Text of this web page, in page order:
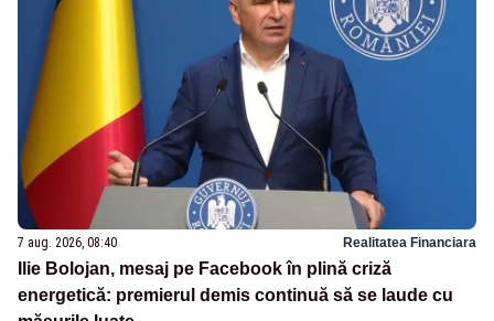
7 aug. 2026, 08:40 Realitatea Financiara
Ilie Bolojan, mesaj pe Facebook în plină criză
energetică: premierul demis continuă să se laude cu